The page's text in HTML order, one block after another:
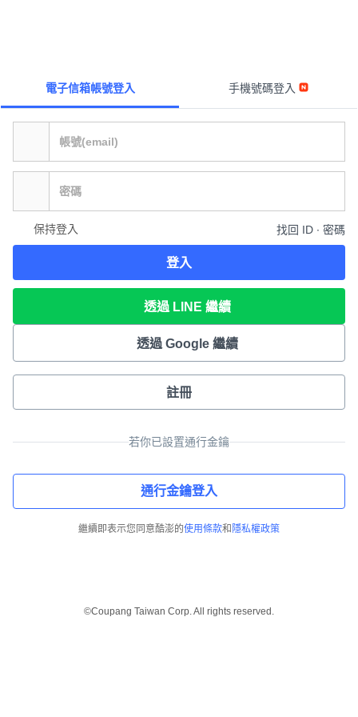
電子信箱帳號登入 手機號碼登入
保持登入 找回 ID ∙ 密碼
登入
透過 LINE 繼續
透過 Google 繼續
註冊
若你已設置通行金鑰
通行金鑰登入
繼續即表示您同意酷澎的使用條款和 隱私權政策
©Coupang Taiwan Corp. All rights reserved.